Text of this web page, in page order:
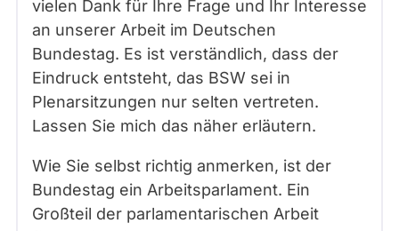
vielen Dank für Ihre Frage und Ihr Interesse
an unserer Arbeit im Deutschen
Bundestag. Es ist verständlich, dass der
Eindruck entsteht, das BSW sei in
Plenarsitzungen nur selten vertreten.
Lassen Sie mich das näher erläutern.
Wie Sie selbst richtig anmerken, ist der
Bundestag ein Arbeitsparlament. Ein
Großteil der parlamentarischen Arbeit